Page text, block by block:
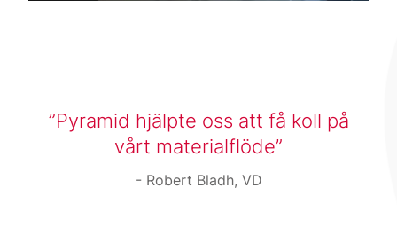
Pyramid hjälpte oss att få koll på
vårt materialflöde
Robert Bladh, VD